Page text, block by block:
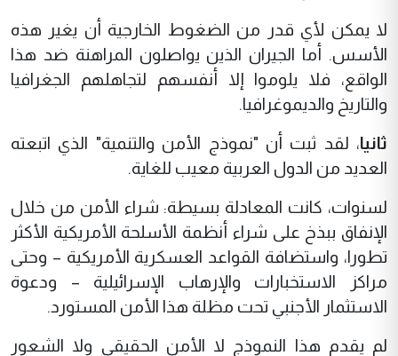
لا يمكن لأي قدر من الضغوط الخارجية أن يغير هذه
الأسس. أما الجيران الذين يواصلون المراهنة ضد هذا
الواقع، فلا يلوموا إلا أنفسهم لتجاهلهم الجغرافيا
والتاريخ والديموغرافيا.
ثانيا، لقد ثبت أن "نموذج الأمن والتنمية" الذي اتبعته
العديد من الدول العربية معيب للغاية.
لسنوات، كانت المعادلة بسيطة: شراء الأمن من خلال
الإنفاق ببذخ على شراء أنظمة الأسلحة الأمريكية الأكثر
تطورا، واستضافة القواعد العسكرية الأمريكية – وحتى
مراكز الاستخبارات والإرهاب الإسرائيلية – ودعوة
الاستثمار الأجنبي تحت مظلة هذا الأمن المستورد.
لم يقدم هذا النموذج لا الأمن الحقيقي ولا الشعور